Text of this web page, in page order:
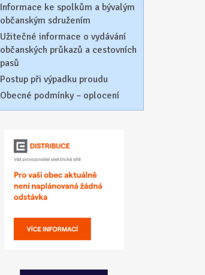
Informace ke spolkům a bývalým
občanským sdružením
Užitečné informace o vydávání
občanských průkazů a cestovních
pasů
Postup při výpadku proudu
Obecné podmínky – oplocení